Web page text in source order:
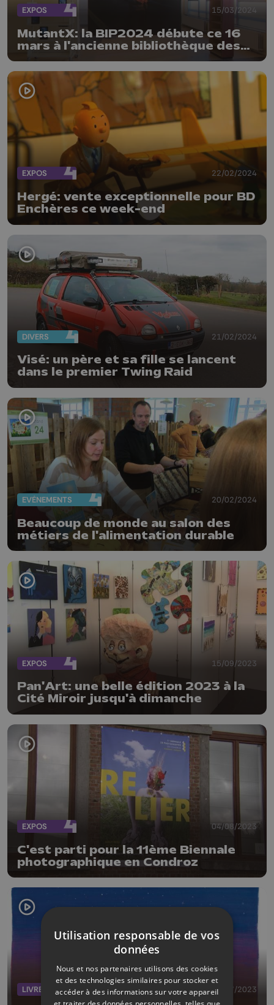
EXPOS 15/03/2024
MutantX: la BIP2024 débute ce 16
mars à l'ancienne bibliothèque des
Chiroux
EXPOS 22/02/2024
Hergé: vente exceptionnelle pour BD
Enchères ce week-end
DIVERS 21/02/2024
Visé: un père et sa fille se lancent
dans le premier Twing Raid
EVÈNEMENTS 20/02/2024
Beaucoup de monde au salon des
métiers de l'alimentation durable
EXPOS 15/09/2023
Pan'Art: une belle édition 2023 à la
Cité Miroir jusqu'à dimanche
EXPOS 04/08/2023
C'est parti pour la 11ème Biennale
photographique en Condroz
LIVRES 02/07/2023
Utilisation responsable de vos
données
Nous et nos partenaires utilisons des cookies
et des technologies similaires pour stocker et
accéder à des informations sur votre appareil